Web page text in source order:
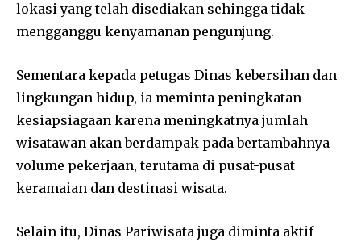
lokasi yang telah disediakan sehingga tidak
mengganggu kenyamanan pengunjung.
Sementara kepada petugas Dinas kebersihan dan
lingkungan hidup, ia meminta peningkatan
kesiapsiagaan karena meningkatnya jumlah
wisatawan akan berdampak pada bertambahnya
volume pekerjaan, terutama di pusat-pusat
keramaian dan destinasi wisata.
Selain itu, Dinas Pariwisata juga diminta aktif